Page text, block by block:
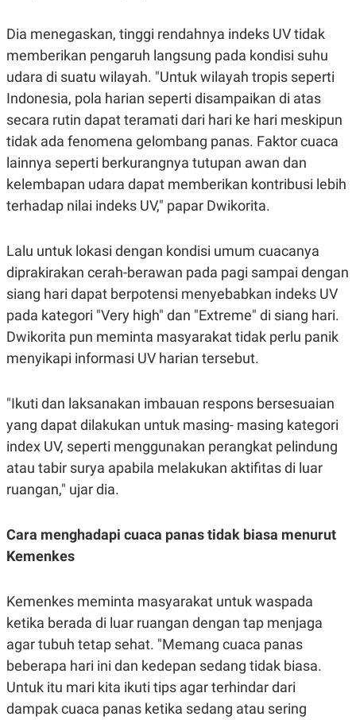
L
A
N
G
A
N
A
N
E
T
A
K
K
I
N
E
R
J
A
E
M
T
E
N
A
E
R
V
R
T
I
S
N
M
E
D
A
.
I
D
PROFILE
TERM
PEMBERITAAN
SIBER
PRIVACY
POLICY
Dia menegaskan, tinggi rendahnya indeks UV tidak
memberikan pengaruh langsung pada kondisi suhu
udara di suatu wilayah. "Untuk wilayah tropis seperti
Indonesia, pola harian seperti disampaikan di atas
secara rutin dapat teramati dari hari ke hari meskipun
tidak ada fenomena gelombang panas. Faktor cuaca
lainnya seperti berkurangnya tutupan awan dan
kelembapan udara dapat memberikan kontribusi lebih
terhadap nilai indeks UV," papar Dwikorita.
Lalu untuk lokasi dengan kondisi umum cuacanya
diprakirakan cerah-berawan pada pagi sampai dengan
siang hari dapat berpotensi menyebabkan indeks UV
pada kategori "Very high" dan "Extreme" di siang hari.
Dwikorita pun meminta masyarakat tidak perlu panik
menyikapi informasi UV harian tersebut.
"Ikuti dan laksanakan imbauan respons bersesuaian
yang dapat dilakukan untuk masing- masing kategori
index UV, seperti menggunakan perangkat pelindung
atau tabir surya apabila melakukan aktifitas di luar
ruangan," ujar dia.
Cara menghadapi cuaca panas tidak biasa menurut
Kemenkes
Kemenkes meminta masyarakat untuk waspada
ketika berada di luar ruangan dengan tap menjaga
agar tubuh tetap sehat. "Memang cuaca panas
beberapa hari ini dan kedepan sedang tidak biasa.
Untuk itu mari kita ikuti tips agar terhindar dari
dampak cuaca panas ketika sedang atau sering